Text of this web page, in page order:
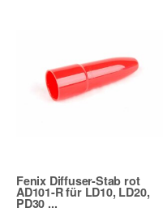
Fenix Diffuser-Stab rot
AD101-R für LD10, LD20,
PD30 ...